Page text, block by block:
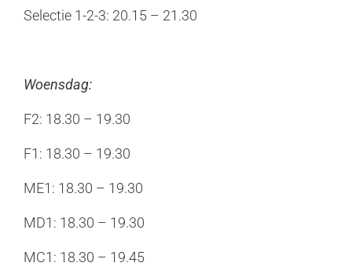
Selectie 1-2-3: 20.15 – 21.30
Woensdag:
F2: 18.30 – 19.30
F1: 18.30 – 19.30
ME1: 18.30 – 19.30
MD1: 18.30 – 19.30
MC1: 18.30 – 19.45